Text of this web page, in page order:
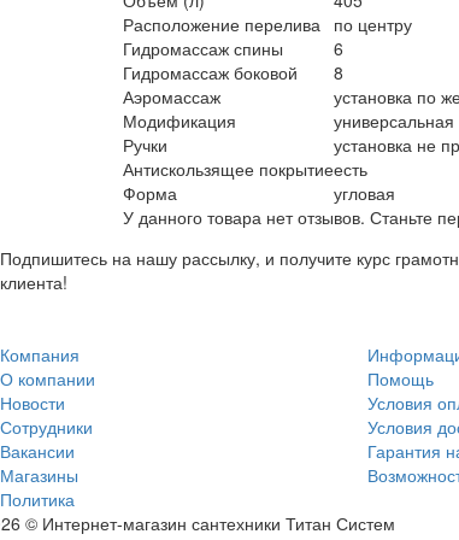
Расположение перелива по центру
Гидромассаж спины
6
Гидромассаж боковой
8
Аэромассаж
установка по
Модификация
универсальная
Ручки
установка не
Антискользящее покрытиеесть
Форма
угловая
У данного товара нет отзывов. Станьте
Подпишитесь на нашу рассылку, и получите курс
клиента!
Компания
О компании
Новости
Сотрудники
Вакансии
Магазины
Политика
Помощь
Условия
Условия
Гарантия
© Интернет-магазин сантехники Титан Систем